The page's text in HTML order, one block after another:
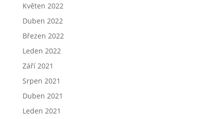
Květen 2022
Duben 2022
Březen 2022
Leden 2022
Září 2021
Srpen 2021
Duben 2021
Leden 2021